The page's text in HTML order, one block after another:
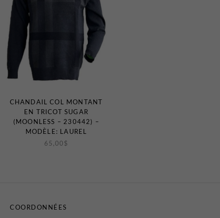
CHANDAIL COL MONTANT
EN TRICOT SUGAR
(MOONLESS – 230442) –
MODÈLE: LAUREL
65,00 $
COORDONNÉES